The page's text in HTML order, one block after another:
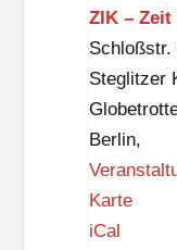
ZIK –
Schloßstr.
Steglitzer
Berlin,
KarteZ
iCal